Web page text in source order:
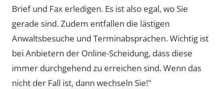
Brief und Fax erledigen. Es ist also egal, wo Sie
gerade sind. Zudem entfallen die lästigen
Anwaltsbesuche und Terminabsprachen. Wichtig ist
bei Anbietern der Online-Scheidung, dass diese
immer durchgehend zu erreichen sind. Wenn das
nicht der Fall ist, dann wechseln Sie!"